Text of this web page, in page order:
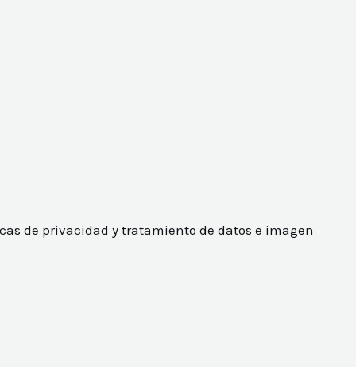
de privacidad y tratamiento de datos e imagen